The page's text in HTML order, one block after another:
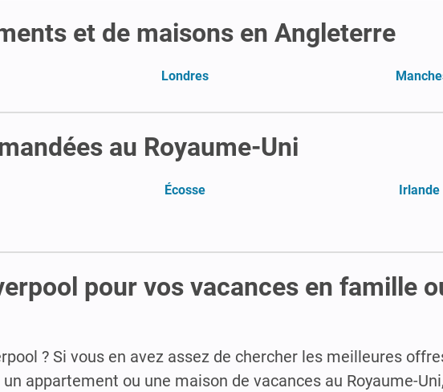
et de maisons en Angleterre
Londres
au Royaume-Uni
Écosse Irlande
pour vos vacances en famille
? Si vous en avez assez de chercher les meilleures
appartement ou une maison de vacances au Royaume-Uni,